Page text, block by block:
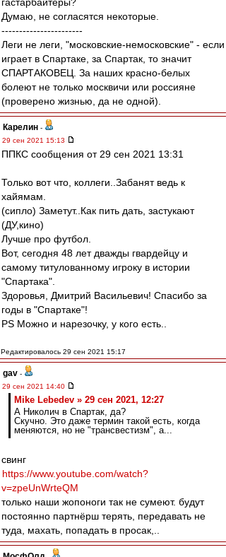
Думаю, не согласятся некоторые.
-----------------------
Леги не леги, "московские-немосковские" - если
играет в Спартаке, за Спартак, то значит
СПАРТАКОВЕЦ. За наших красно-белых
болеют не только москвичи или россияне
(проверено жизнью, да не одной).
Карелин -
29 сен 2021 15:13
ППКС сообщения от 29 сен 2021 13:31
Только вот что, коллеги..Забанят ведь к
хайямам.
(сипло) Заметут..Как пить дать, застукают
(ДУ,кино)
Лучше про футбол.
Вот, сегодня 48 лет дважды гвардейцу и
самому титулованному игроку в истории
"Спартака".
Здоровья, Дмитрий Васильевич! Спасибо за
годы в "Спартаке"!
PS Можно и нарезочку, у кого есть..
Редактировалось 29 сен 2021 15:17
gav -
29 сен 2021 14:40
Mike Lebedev » 29 сен 2021, 12:27
А Николич в Спартак, да?
Скучно. Это даже термин такой есть, когда
меняются, но не "трансвестизм", а...
свинг
https://www.youtube.com/watch?
v=zpeUnWrteQM
только наши жопоноги так не сумеют. будут
постоянно партнёрш терять, передавать не
туда, махать, попадать в просак,..